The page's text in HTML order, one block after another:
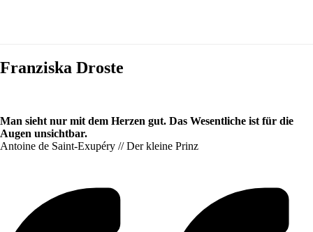
Franziska Droste
Man sieht nur mit dem Herzen gut. Das Wesentliche ist für die
Augen unsichtbar.
Antoine de Saint-Exupéry // Der kleine Prinz